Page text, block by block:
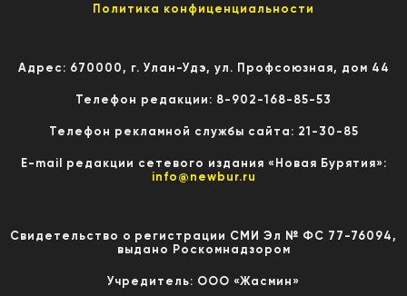
Политика конфиценциальности
Адрес: 670000, г. Улан-Удэ, ул. Профсоюзная, дом 44
Телефон редакции: 8-902-168-85-53
Телефон рекламной службы сайта: 21-30-85
E-mail редакции сетевого издания «Новая Бурятия»:
info@newbur.ru
Свидетельство о регистрации СМИ Эл № ФС 77-76094,
выдано Роскомнадзором
Учредитель: ООО «Жасмин»